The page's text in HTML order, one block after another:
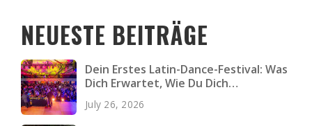
NEUESTE BEITRÄGE
Dein Erstes Latin-Dance-Festival: Was
Dich Erwartet, Wie Du Dich
Vorbereitest und Was Du Einpackst
July 26, 2026